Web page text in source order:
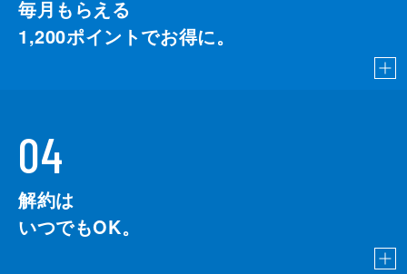
毎月もらえる
1,200ポイントでお得に。
04
解約は
いつでもOK。